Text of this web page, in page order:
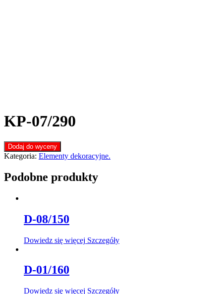
KP-07/290
Dodaj do wyceny
Kategoria: Elementy dekoracyjne.
Podobne produkty
D-08/150
Dowiedz się więcej Szczegóły
D-01/160
Dowiedz się więcej Szczegóły